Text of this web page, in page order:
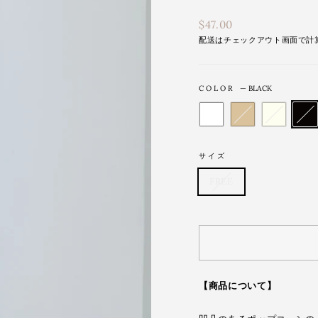
通
常
$47.00
配送はチェックアウト画面で計
COLOR — BLACK
サイズ
【商品について】